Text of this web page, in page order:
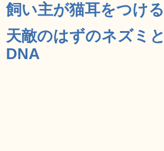
飼い主が猫耳をつけ
天敵のはずのネズミ
DNA